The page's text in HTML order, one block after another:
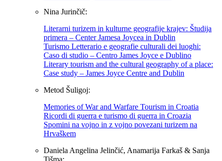
Nina Jurinčič:
Literarni turizem in kulturne geografije krajev: Študija
primera – Center Jamesa Joycea in Dublin
Turismo Letterario e geografie culturali dei luoghi:
Caso di studio – Centro James Joyce e Dublino
Literary tourism and the cultural geography of a place:
Case study – James Joyce Centre and Dublin
Metod Šuligoj:
Memories of War and Warfare Tourism in Croatia
Ricordi di guerra e turismo di guerra in Croazia
Spomini na vojno in z vojno povezani turizem na
Hrvaškem
Daniela Angelina Jelinčić, Anamarija Farkaš & Sanja
Tišma: